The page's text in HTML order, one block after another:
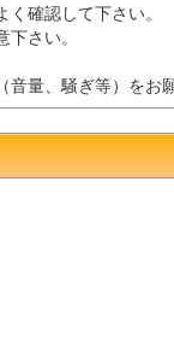
く確認して下さい。
下さい。
音量、騒ぎ等）をお